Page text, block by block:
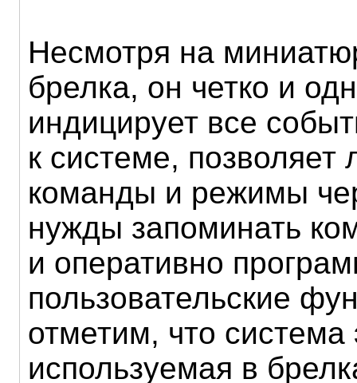
Несмотря на
брелка, он четко и
индицирует все
к системе, позволяет
команды и режимы
нужды запоминать
и оперативно
пользовательские
отметим, что
используемая в